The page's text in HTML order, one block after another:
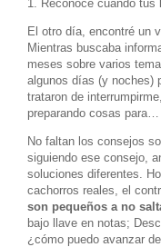
1. Reconoce cuando
El otro día, encontré un
Mientras buscaba
meses sobre varios
algunos días (y noches)
trataron de
preparando cosas para…
No faltan los consejos
siguiendo ese consejo,
soluciones diferentes.
cachorros reales, el
son pequeños a no
bajo llave en notas;
¿cómo puedo avanzar